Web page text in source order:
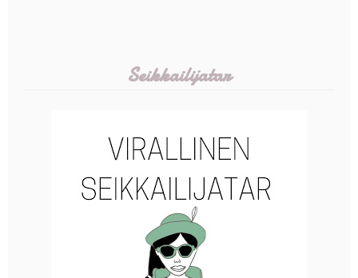
Seikkailijatar